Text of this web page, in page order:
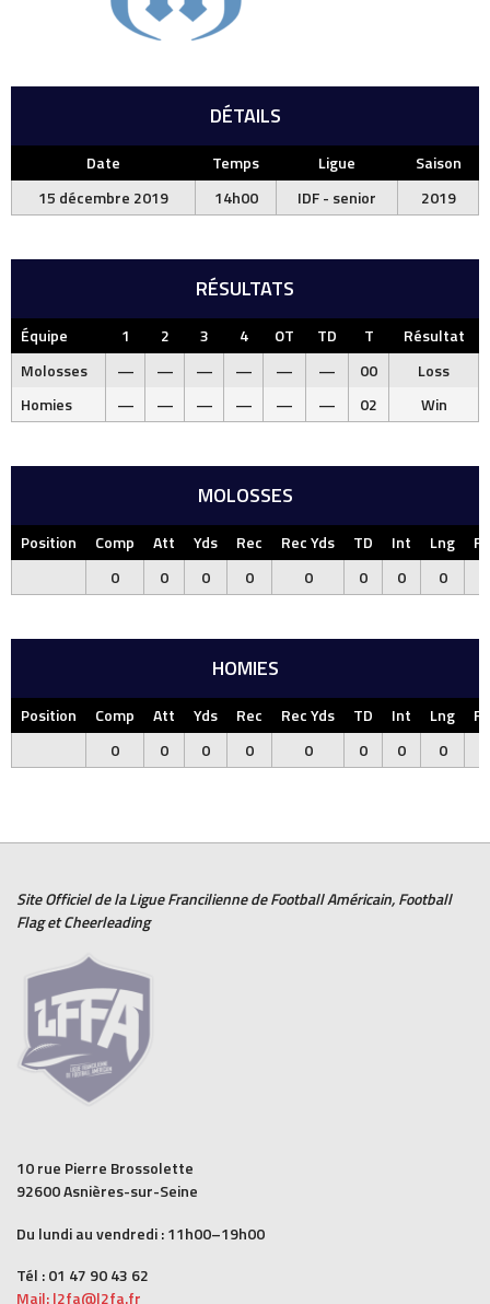
DÉTAILS
Date Temps Ligue
Saison
15 décembre 2019
14h00 IDF - senior 2019
RÉSULTATS
Équipe 1 2 3 4 OT TD T
Résultat
Molosses
— — — — — — 00
Loss
Homies
— — — — — — 02 Win
MOLOSSES
Position Comp Att Yds Rec Rec Yds TD Int Lng
0
0 0 0 0 0 0 0
HOMIES
Position Comp Att Yds Rec Rec Yds TD Int Lng
0
0 0 0 0 0 0 0
Site Officiel de la Ligue Francilienne deFootball Américain,Football
FlagetCheerleading
10 rue Pierre Brossolette
92600 Asnières-sur-Seine
Du lundi au vendredi : 11h00–19h00
Tél : 01 47 90 43 62
Mail: l2fa@l2fa.fr